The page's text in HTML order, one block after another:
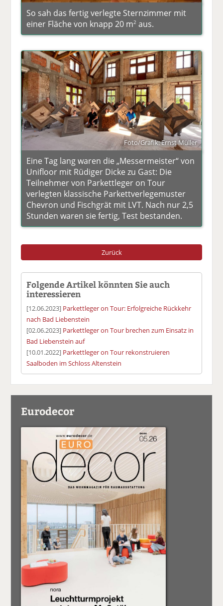
So sah das fertig verlegte Sternzimmer mit
einer Fläche von knapp 20 m2 aus.
Foto/Grafik: Ernst Müller
Eine Tag lang waren die „Messermeister“ von
Unifloor mit Rüdiger Dicke zu Gast: Die
Teilnehmer von Parkettleger on Tour
verlegten klassische Parkettverlegemuster
Chevron und Fischgrät mit LVT. Nach nur 2,5
Stunden waren sie fertig, Test bestanden.
Zurück
Folgende Artikel könnten Sie auch
interessieren
[12.06.2023] Parkettleger on Tour: Erfolgreiche Rückkehr
nach Bad Liebenstein
[02.06.2023] Parkettleger on Tour brechen zum Einsatz in
Bad Liebenstein auf
[10.01.2022] Parkettleger on Tour rekonstruieren
Saalboden im Schloss Altenstein
Eurodecor